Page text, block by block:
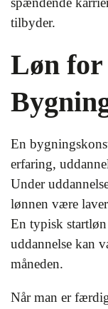
tilbyder.
Løn for
En
erfaring,
Under
lønnen være
En typisk
uddannelse kan
måneden.
Når man er